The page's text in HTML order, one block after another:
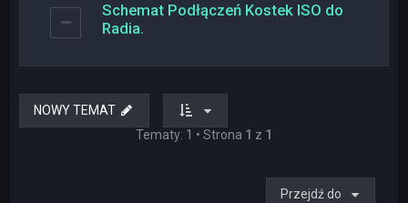
Schemat Podłączeń Kostek ISO do
Radia.
NOWY TEMAT
Tematy: 1 • Strona 1 z 1
Przejdź do